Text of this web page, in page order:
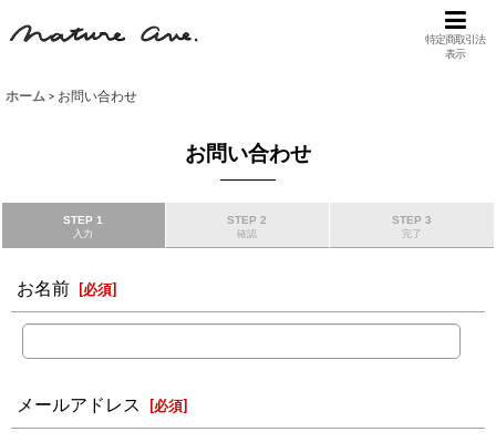
特定商取引法
表示
ホーム > お問い合わせ
お問い合わせ
STEP 1
入力
STEP 2
確認
STEP 3
完了
お名前 [必須]
メールアドレス [必須]